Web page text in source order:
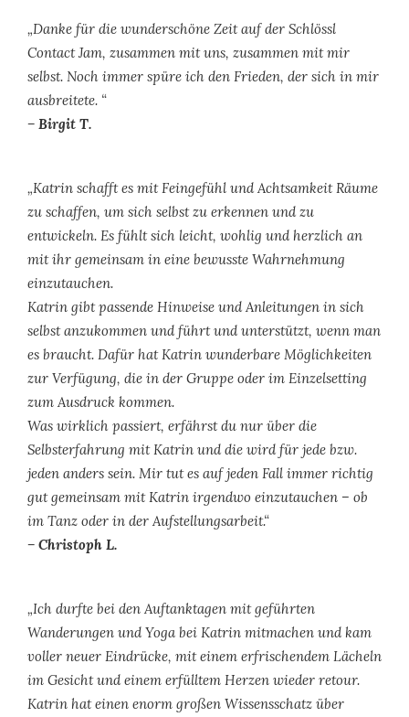
„Danke für die wunderschöne Zeit auf der Schlössl
Contact Jam, zusammen mit uns, zusammen mit mir
selbst. Noch immer spüre ich den Frieden, der sich in mir
ausbreitete. “
– Birgit T.
„Katrin schafft es mit Feingefühl und Achtsamkeit Räume
zu schaffen, um sich selbst zu erkennen und zu
entwickeln. Es fühlt sich leicht, wohlig und herzlich an
mit ihr gemeinsam in eine bewusste Wahrnehmung
einzutauchen.
Katrin gibt passende Hinweise und Anleitungen in sich
selbst anzukommen und führt und unterstützt, wenn man
es braucht. Dafür hat Katrin wunderbare Möglichkeiten
zur Verfügung, die in der Gruppe oder im Einzelsetting
zum Ausdruck kommen.
Was wirklich passiert, erfährst du nur über die
Selbsterfahrung mit Katrin und die wird für jede bzw.
jeden anders sein. Mir tut es auf jeden Fall immer richtig
gut gemeinsam mit Katrin irgendwo einzutauchen – ob
im Tanz oder in der Aufstellungsarbeit.“
– Christoph L.
„Ich durfte bei den Auftanktagen mit geführten
Wanderungen und Yoga bei Katrin mitmachen und kam
voller neuer Eindrücke, mit einem erfrischendem Lächeln
im Gesicht und einem erfülltem Herzen wieder retour.
Katrin hat einen enorm großen Wissensschatz über